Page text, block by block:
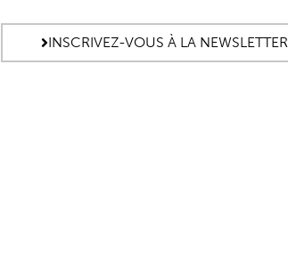
INSCRIVEZ-VOUS À LA NEWSLETTER